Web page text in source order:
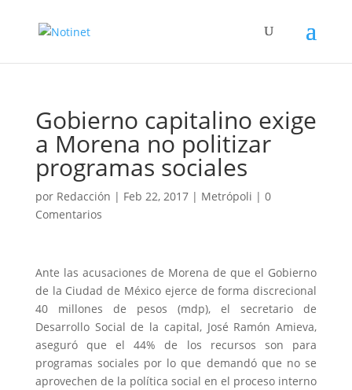
Gobierno capitalino exige
a Morena no politizar
programas sociales
por Redacción | Feb 22, 2017| Metrópoli | 0
Comentarios
Ante las acusaciones de Morena de que el Gobierno
de la Ciudad de México ejerce de forma discrecional
40 millones de pesos (mdp), el secretario de
Desarrollo Social de la capital, José Ramón Amieva,
aseguró que el 44% de los recursos son para
programas sociales por lo que demandó que no se
aprovechen de la política social en el proceso interno